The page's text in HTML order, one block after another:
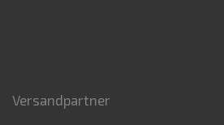
Versandpartner